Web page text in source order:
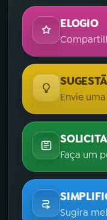
ELOGIO
Envie
Faça um
Sugira